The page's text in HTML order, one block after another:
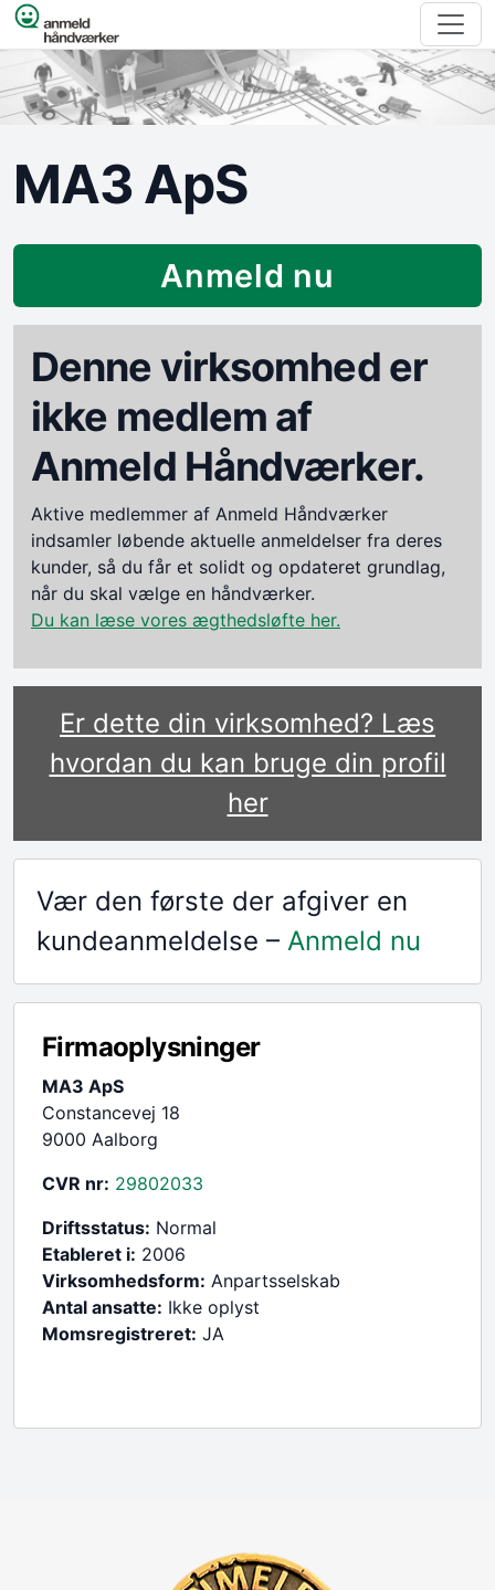
Spring til indhold
MA3 ApS
Anmeld nu
Denne virksomhed er
ikke medlem af
Anmeld Håndværker.
Aktive medlemmer af Anmeld Håndværker
indsamler løbende aktuelle anmeldelser fra deres
kunder, så du får et solidt og opdateret grundlag,
når du skal vælge en håndværker.
Du kan læse vores ægthedsløfte her.
Er dette din virksomhed? Læs
hvordan du kan bruge din profil
her
Vær den første der afgiver en
kundeanmeldelse – Anmeld nu
Firmaoplysninger
MA3 ApS
Constancevej 18
9000 Aalborg
CVR nr: 29802033
Driftsstatus: Normal
Etableret i: 2006
Virksomhedsform: Anpartsselskab
Antal ansatte: Ikke oplyst
Momsregistreret: JA